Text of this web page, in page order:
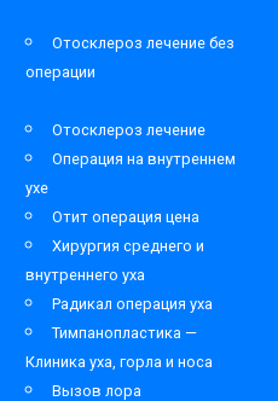
Отосклероз лечение без
операции
Отосклероз лечение
Операция на внутреннем
ухе
Отит операция цена
Хирургия среднего и
внутреннего уха
Радикал операция уха
Тимпанопластика —
Клиника уха, горла и носа
Вызов лора